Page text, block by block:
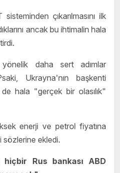
çıkarılmasını ilk
ancak bu ihtimalin hala
daha sert adımlar
Ukrayna'nın başkenti
hala "gerçek bir olasılık"
enerji ve petrol fiyatına
sözlerine ekledi.
Rus bankası ABD